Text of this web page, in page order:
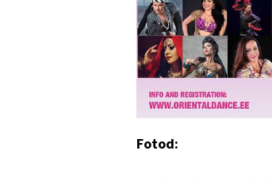
Fotod: